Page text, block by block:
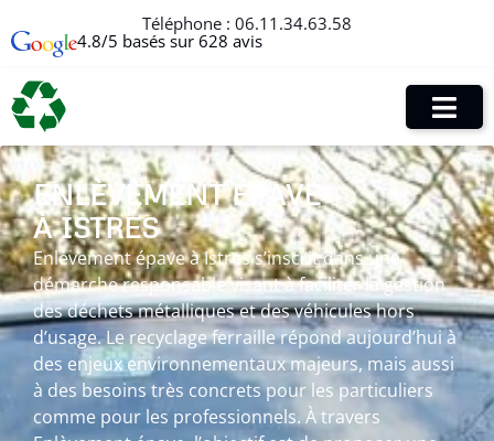
Téléphone : 06.11.34.63.58
4.8/5 basés sur 628 avis
ENLÈVEMENT ÉPAVE
À ISTRES
Enlèvement épave à Istres s’inscrit dans une
démarche responsable visant à faciliter la gestion
des déchets métalliques et des véhicules hors
d’usage. Le recyclage ferraille répond aujourd’hui à
des enjeux environnementaux majeurs, mais aussi
à des besoins très concrets pour les particuliers
comme pour les professionnels. À travers